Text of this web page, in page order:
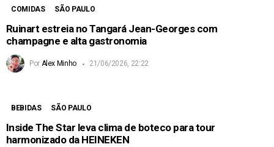
COMIDAS SÃO PAULO
Ruinart estreia no Tangará Jean-Georges com
champagne e alta gastronomia
Por Alex Minho 21/06/2026, 22:22
BEBIDAS SÃO PAULO
Inside The Star leva clima de boteco para tour
harmonizado da HEINEKEN